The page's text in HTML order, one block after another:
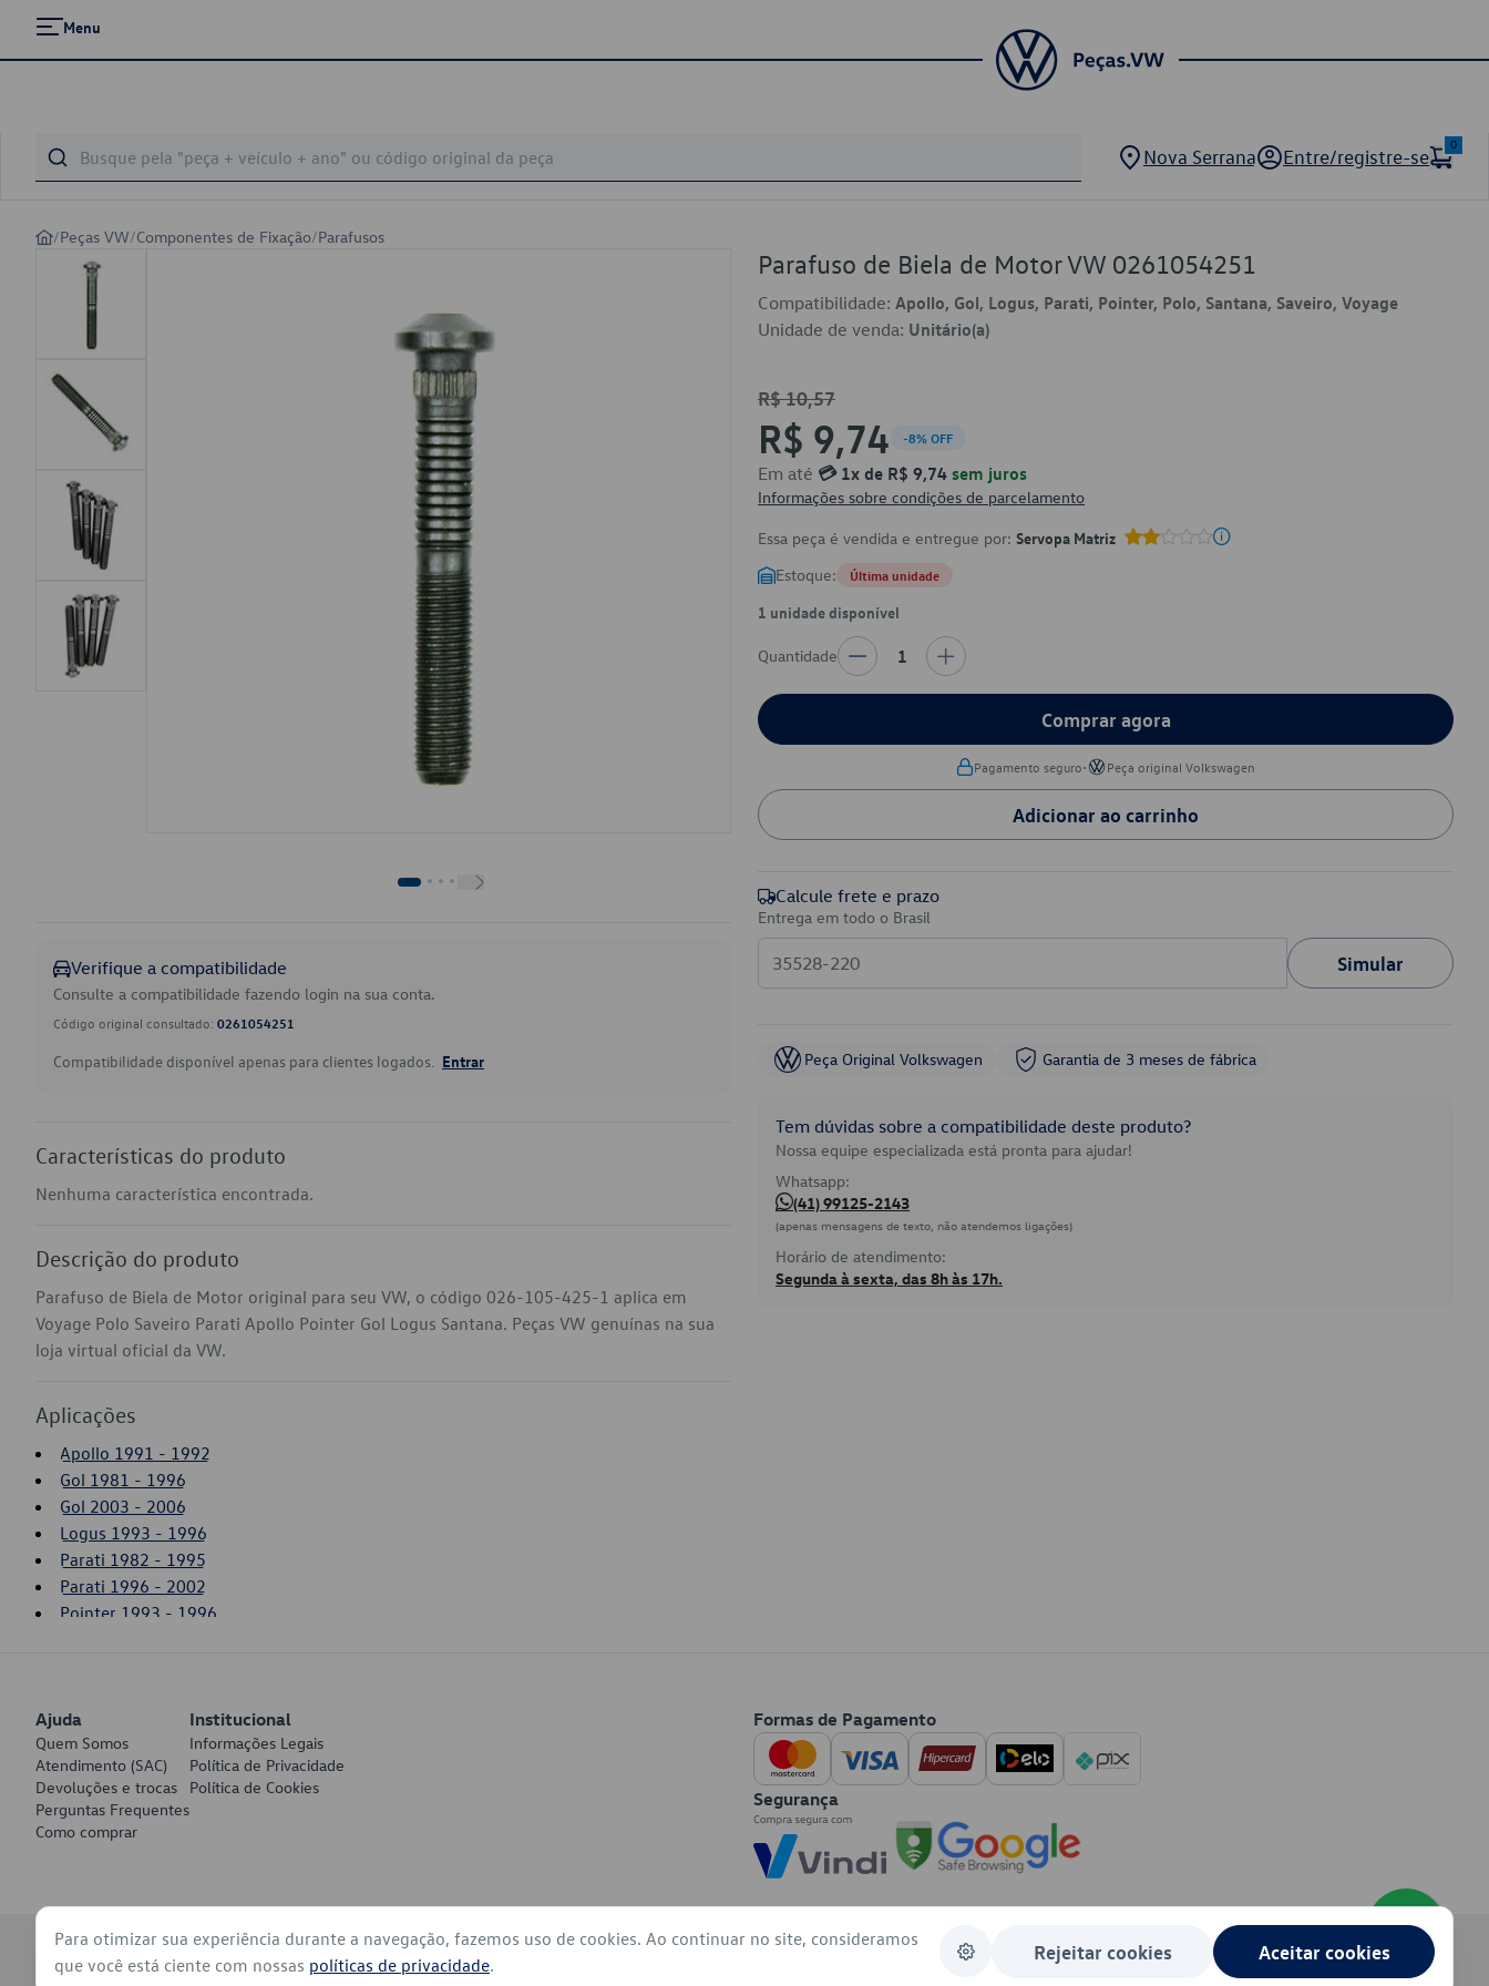
Menu
Nova Serrana Entre/registre-se
0
/Peças VW/Componentes de Fixação/Parafusos
Verifique a compatibilidade
Consulte a compatibilidade fazendo login na sua conta.
Código original consultado: 0261054251
Compatibilidade disponível apenas para clientes logados. Entrar
Características do produto
Nenhuma característica encontrada.
Descrição do produto
Parafuso de Biela de Motor original para seu VW, o código 026-105-425-1 aplica em
Voyage Polo Saveiro Parati Apollo Pointer Gol Logus Santana. Peças VW genuínas na sua
loja virtual oficial da VW.
Aplicações
Apollo 1991 - 1992
Gol 1981 - 1996
Gol 2003 - 2006
Logus 1993 - 1996
Parati 1982 - 1995
Parati 1996 - 2002
Pointer 1993 - 1996
Saveiro 2003 - 2006
Voyage 1982 - 1995
Parafuso de Biela de Motor VW 0261054251
Compatibilidade: Apollo, Gol, Logus, Parati, Pointer, Polo, Santana, Saveiro, Voyage
Unidade de venda: Unitário(a)
R$ 10,57
R$ 9,74 -8% OFF
Em até 💳 1x de R$ 9,74 sem juros
Informações sobre condições de parcelamento
Essa peça é vendida e entregue por: Servopa Matriz
Estoque: Última unidade
1 unidade disponível
Quantidade 1
Comprar agora
Pagamento seguro• Peça original Volkswagen
Adicionar ao carrinho
Calcule frete e prazo
Entrega em todo o Brasil
Simular
Peça Original Volkswagen Garantia de 3 meses de fábrica
Tem dúvidas sobre a compatibilidade deste produto?
Nossa equipe especializada está pronta para ajudar!
Whatsapp:
(41) 99125-2143
(apenas mensagens de texto, não atendemos ligações)
Horário de atendimento:
Segunda à sexta, das 8h às 17h.
Ajuda
Quem Somos
Atendimento (SAC)
Devoluções e trocas
Perguntas Frequentes
Como comprar
Institucional
Informações Legais
Política de Privacidade
Política de Cookies
Formas de Pagamento
Segurança
© 2026 - Volkswagen do Brasil - Todos os direitos reservados
Para otimizar sua experiência durante a navegação, fazemos uso de cookies. Ao continuar no site, consideramos
que você está ciente com nossas políticas de privacidade.
Rejeitar cookies Aceitar cookies